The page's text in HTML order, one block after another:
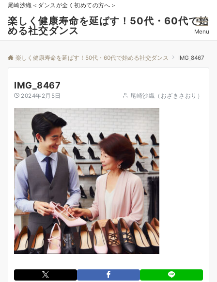
尾崎沙織＜ダンスが全く初めての方へ＞
楽しく健康寿命を延ばす！50代・60代で始
める社交ダンス
Menu
楽しく健康寿命を延ばす！50代・60代で始める社交ダンス IMG_8467
IMG_8467
2024年2月5日 尾崎沙織（おざきさおり）